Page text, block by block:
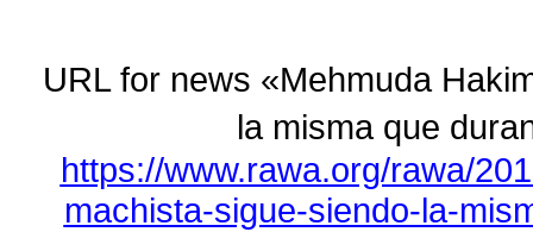
URL for news «Mehmuda
la misma que
https://www.rawa.org/rawa/
machista-sigue-siendo-la-